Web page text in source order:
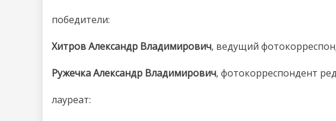
победители:
Хитров Александр Владимирович, ведущий
Ружечка Александр Владимирович, фотокорреспондент
лауреат: